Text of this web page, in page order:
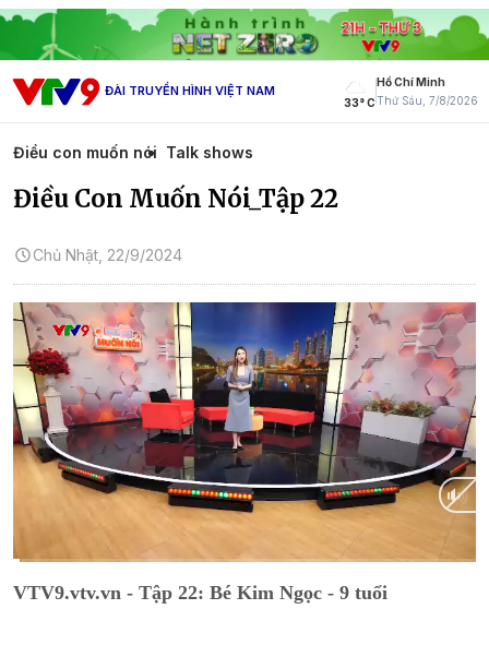
ĐÀI TRUYỀN HÌNH VIỆT NAM
33° C
Hồ Chí Minh
Thứ Sáu, 7/8/2026
Điều con muốn nói Talk shows
Điều Con Muốn Nói_Tập 22
Chủ Nhật, 22/9/2024
VTV9.vtv.vn - Tập 22: Bé Kim Ngọc - 9 tuổi